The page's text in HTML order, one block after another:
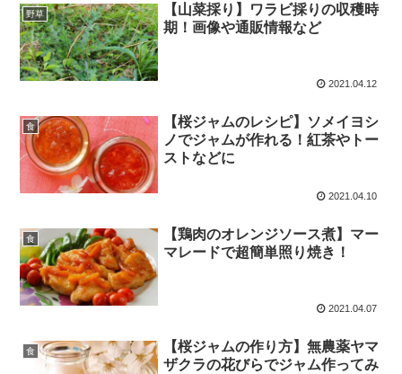
野草
【山菜採り】ワラビ採りの収穫時
期！画像や通販情報など
2021.04.12
食
【桜ジャムのレシピ】ソメイヨシ
ノでジャムが作れる！紅茶やトー
ストなどに
2021.04.10
食
【鶏肉のオレンジソース煮】マー
マレードで超簡単照り焼き！
2021.04.07
食
【桜ジャムの作り方】無農薬ヤマ
ザクラの花びらでジャム作ってみ